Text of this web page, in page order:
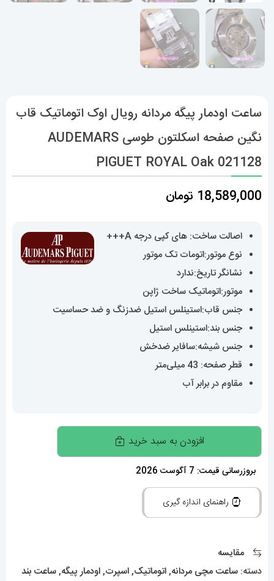
ساعت اودمار پیگه مردانه رویال اوک اتوماتیک قاب
نگین صفحه اسکلتون طوسی AUDEMARS
PIGUET ROYAL Oak 021128
18,589,000 تومان
اصالت ساخت: های کپی درجه A+++
نوع موتور:اتومات تک موتور
نشانگر تاریخ:ندارد
موتور:اتوماتیک ساخت ژاپن
جنس قاب:استینلس استیل ضدزنگ و ضد حساسیت
جنس بند:استینلس استیل
جنس شیشه:سافایر ضدخش
قطر صفحه: 43 میلی‌متر
مقاوم در برابر آب
ساعت
اودمار
پیگه
مردانه
اتوماتیک
افزودن به سبد خرید
بروزرسانی قیمت: 7 آگوست 2026
راهنمای اندازه گیری
مقایسه
دسته: ساعت مچی مردانه,اتوماتیک,اسپرت,اودمار پیگه,ساعت بند